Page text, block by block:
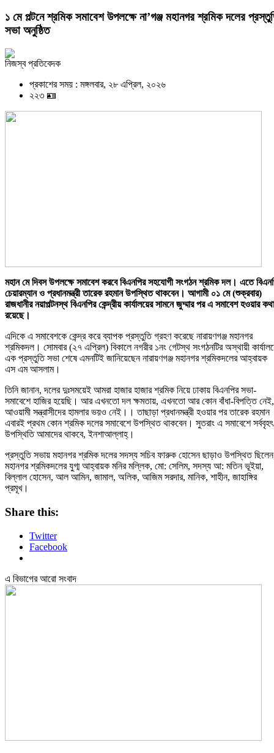
১ মে পল্টনে শ্রমিক সমাবেশ উপলক্ষে না’গঞ্জ মহানগর শ্রমিক দলের
সভা অনুষ্ঠিত
নিজস্ব প্রতিবেদক
প্রকাশের সময় : মঙ্গলবার, ২৮ এপ্রিল, ২০২৬
২২৩ 🪪
মহান মে দিবস উপলক্ষে সমাবেশ করবে বিএনপির সহযোগী সংগঠন শ্রমিক দল। এতে
চেয়ারম্যান ও প্রধানমন্ত্রী তারেক রহমান উপস্থিত থাকবেন। আগামী ০১ মে (শুক্রবার)
রাজধানীর নয়াপল্টনস্থ বিএনপির কেন্দ্রীয় কার্যালয়ের সামনে জুম্মার পর এ সমাবেশ হওয়ার কথা
রয়েছে।
এদিকে এ সমাবেশকে কেন্দ্র করে ব্যাপক প্রস্তুতি গ্রহণ করেছে নারায়ণগঞ্জ মহানগর
শ্রমিকদল। সোমবার (২৭ এপ্রিল) বিকালে নগরীর ১নং গেটস্থ সংগঠনটির অস্থায়ী
এক প্রস্তুতি সভা শেষে এমনটিই জানিয়েছেন নারায়ণগঞ্জ মহানগর শ্রমিকদলের আহ্বায়ক
এস এম আসলাম।
তিনি জানান, দলের দুঃসময়েই আমরা হাজার হাজার শ্রমিক নিয়ে ঢাকায় বিএনপির সভা-
সমাবেশে হাজির হয়েছি। আর এখনতো দল ক্ষমতায়, এখনতো আর কোন বাঁধা-বিপত্তি নেই,
আওয়ামী সন্ত্রাসীদের হামলার ভয়ও নেই।। তাছাড়া প্রধানমন্ত্রী হওয়ার পর তারেক রহমান
এবারই প্রথম কোন শ্রমিক দলের সমাবেশে উপস্থিত থাকবেন। সুতরাং এ সমাবেশে সর্ববৃহৎ
উপস্থিতি আমাদের থাকবে, ইনশাআল্লাহ্।
প্রস্তুতি সভায় মহানগর শ্রমিক দলের সদস্য সচিব ফারুক হোসেন ছাড়াও উপস্থিত
মহানগর শ্রমিকদলের যুগ্ম আহ্বায়ক মনির মল্লিক, মো: সেলিম, সদস্য আ: মতিন ভূইয়া,
বিল্লাল হোসেন, আল আমিন, জামাল, অলিক, আজিম সরদার, মানিক, শাহীন, জাহাঙ্গির
প্রমূখ।
Share this:
Twitter
Facebook
এ বিভাগের আরো সংবাদ